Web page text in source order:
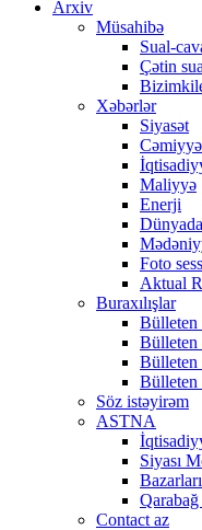
Arxiv
Müsahibə
Sual-
Çətin
Xəbərlər
Siyasət
Maliyyə
Enerji
Dünyada
Foto
Aktual
Buraxılışlar
Bülleten
Bülleten
Bülleten
Söz istəyirəm
ASTNA
Siyası
Contact az